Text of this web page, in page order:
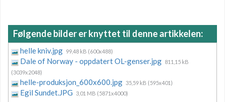
Følgende bilder er knyttet til denne artikkelen:
helle kniv.jpg 99,48 kB (600x488)
Dale of Norway - oppdatert OL-genser.jpg 811,15 kB
(3039x2048)
helle-produksjon_600x600.jpg 35,59 kB (595x401)
Egil Sundet.JPG 3,01 MB (5871x4000)